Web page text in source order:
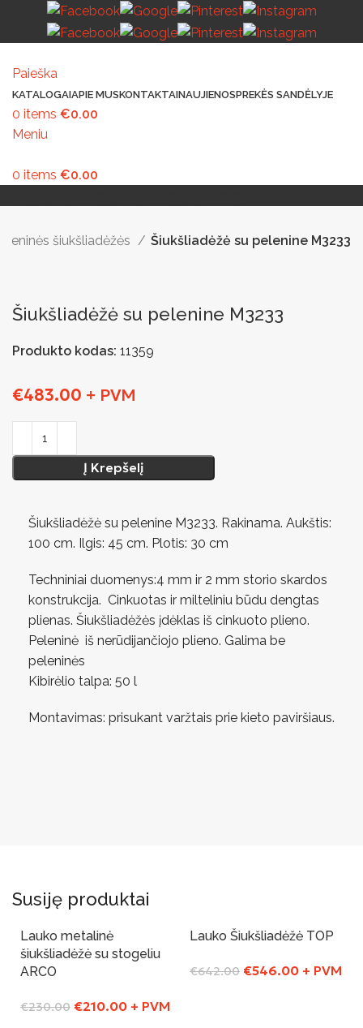
Paieška
KATALOGAIAPIE MUSKONTAKTAINAUJIENOSPREKĖS SANDĖLYJE
0 items €0.00
Meniu
0 items €0.00
VAIKŲ ŽAIDIMO AIKŠTELĖSLAUKO ŠVIESTUVAI
IŠMANIEJI ĮRENGINIAI
šiukšliadėžės Šiukšliadėžė su pelenine M3233
Šiukšliadėžė su pelenine M3233
Produkto kodas: 11359
€483.00 + PVM
Į Krepšelį
Šiukšliadėžė su pelenine M3233. Rakinama. Aukštis:
100 cm. Ilgis: 45 cm. Plotis: 30 cm
Techniniai duomenys:4 mm ir 2 mm storio skardos
konstrukcija. Cinkuotas ir milteliniu būdu dengtas
plienas. Šiukšliadėžės įdėklas iš cinkuoto plieno.
Peleninė iš nerūdijančiojo plieno. Galima be
peleninės
Kibirėlio talpa: 50 l
Montavimas: prisukant varžtais prie kieto paviršiaus.
Susiję produktai
-9%
Lauko metalinė
šiukšliadėžė su stogeliu
ARCO
€230.00 €210.00 + PVM
-15%
Lauko Šiukšliadėžė TOP
€642.00 €546.00 + PVM